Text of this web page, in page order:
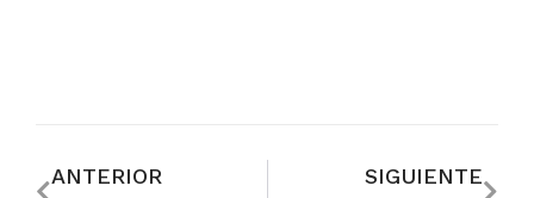
ANTERIOR SIGUIENTE